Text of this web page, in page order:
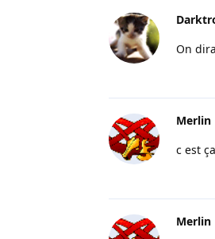
On
Merlin
c est
Merlin